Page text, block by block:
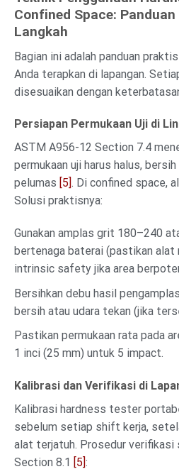
Confined Space:
Langkah
Bagian ini adalah panduan
Anda terapkan di lapangan.
disesuaikan dengan
Persiapan Permukaan Uji di
ASTM A956-12 Section 7.4
permukaan uji harus halus,
pelumas [5] . Di confined space,
Solusi praktisnya:
Gunakan amplas grit 180–240
bertenaga baterai (pastikan
intrinsic safety jika area
Bersihkan debu hasil
bersih atau udara tekan (jika
Pastikan permukaan rata pada
1 inci (25 mm) untuk 5 impact.
Kalibrasi dan Verifikasi di
Kalibrasi hardness tester
sebelum setiap shift kerja,
alat terjatuh. Prosedur verifikasi
Section 8.1
[5] :